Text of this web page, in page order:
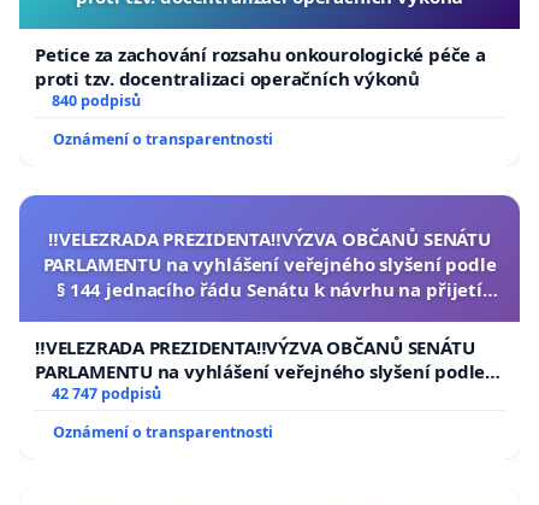
Petice za zachování rozsahu onkourologické péče a
proti tzv. docentralizaci operačních výkonů
840 podpisů
Oznámení o transparentnosti
‼️VELEZRADA PREZIDENTA‼️VÝZVA OBČANŮ SENÁTU
PARLAMENTU na vyhlášení veřejného slyšení podle
§ 144 jednacího řádu Senátu k návrhu na přijetí
republiky
‼️VELEZRADA PREZIDENTA‼️VÝZVA OBČANŮ SENÁTU
PARLAMENTU na vyhlášení veřejného slyšení podle §
144 jednacího řádu Senátu k návrhu na přijetí
usnesení k podání ústavní žaloby na prezidenta
republiky
42 747 podpisů
Oznámení o transparentnosti